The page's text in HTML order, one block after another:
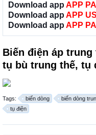
Download app APP
Download app APP
Download app APP
Biến điện áp
tụ bù trung thế, tụ
Tags: biến dòng biến dòng
tụ điện